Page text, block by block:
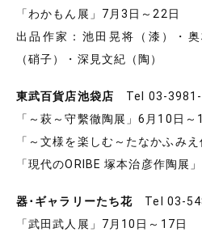
「わかもん展」7月3日～22日
出品作家：池田晃将（漆）・
（硝子）・深見文紀（陶）
東武百貨店池袋店 Tel 03-3981-
「～萩～守繫徹陶展」6月10日～
「～文様を楽しむ～たなかふみ
「現代のORIBE 塚本治彦作陶展
器･ギャラリーたち花 Tel 03-
「武田武人展」7月10日～17日